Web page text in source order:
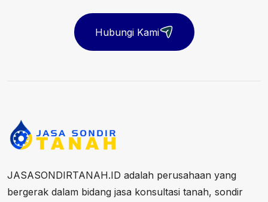
Hubungi Kami
JASASONDIRTANAH.ID adalah perusahaan yang
bergerak dalam bidang jasa konsultasi tanah, sondir